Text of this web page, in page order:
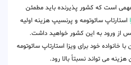
است که کشور پذیرنده باید مطمئن
استارتاپ سائوتومه و پرنسیپ هزینه اولیه
پس از ورود به این کشور خواهید داشت.
خانواده خود برای ویزا استارتاپ سائوتومه
می تواند نسبتاً بالا رود.